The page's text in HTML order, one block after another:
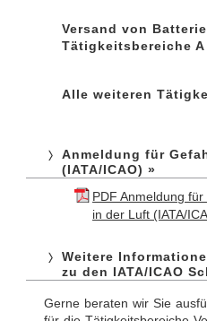
Termine und Infos
Termine und Infos
Versand von
Tätigkeitsbereiche A
der Luft verpacken,
Alle weiteren
Schulung an,bitte
weitere Informationen »
Anmeldung für
(IATA/ICAO) »
PDF Anmeldung
in der Luft (IATA/
Weitere
zu den IATA/ICAO
Gerne beraten wir Sie